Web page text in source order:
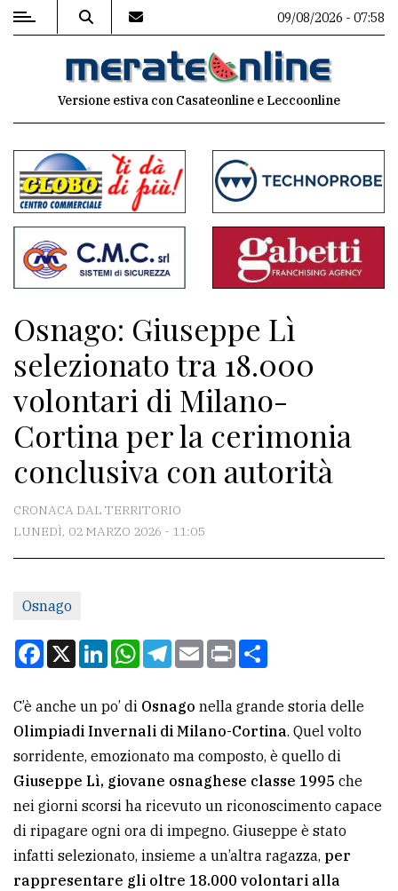
MENU
commenti
Contenuti
del
sito
Associazioni
Meteo
CONTATTI
La
Scrivici
pubblicità
CERCA
Cerca
comune
Ricerca
avanzata
09/08/2026 - 07:58
Versione estiva con Casateonline e Leccoonline
Osnago: Giuseppe Lì
selezionato tra 18.000
volontari di Milano-
Cortina per la cerimonia
conclusiva con autorità
CRONACA DAL TERRITORIO
LUNEDÌ, 02 MARZO 2026 - 11:05
Osnago
Facebook
X LinkedInWhatsApp
Telegram
EmailPrint
C’è anche un po’ di Osnago nella grande storia delle
Olimpiadi Invernali di Milano-Cortina. Quel volto
sorridente, emozionato ma composto, è quello di
Giuseppe Lì, giovane osnaghese classe 1995 che
nei giorni scorsi ha ricevuto un riconoscimento capace
di ripagare ogni ora di impegno. Giuseppe è stato
infatti selezionato, insieme a un’altra ragazza, per
rappresentare gli oltre 18.000 volontari alla